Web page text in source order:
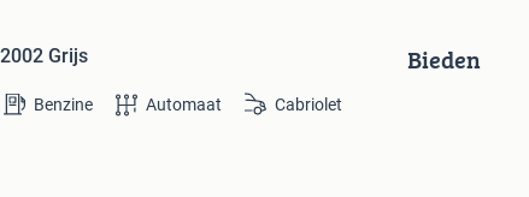
Grijs Bieden
Benzine Automaat Cabriolet